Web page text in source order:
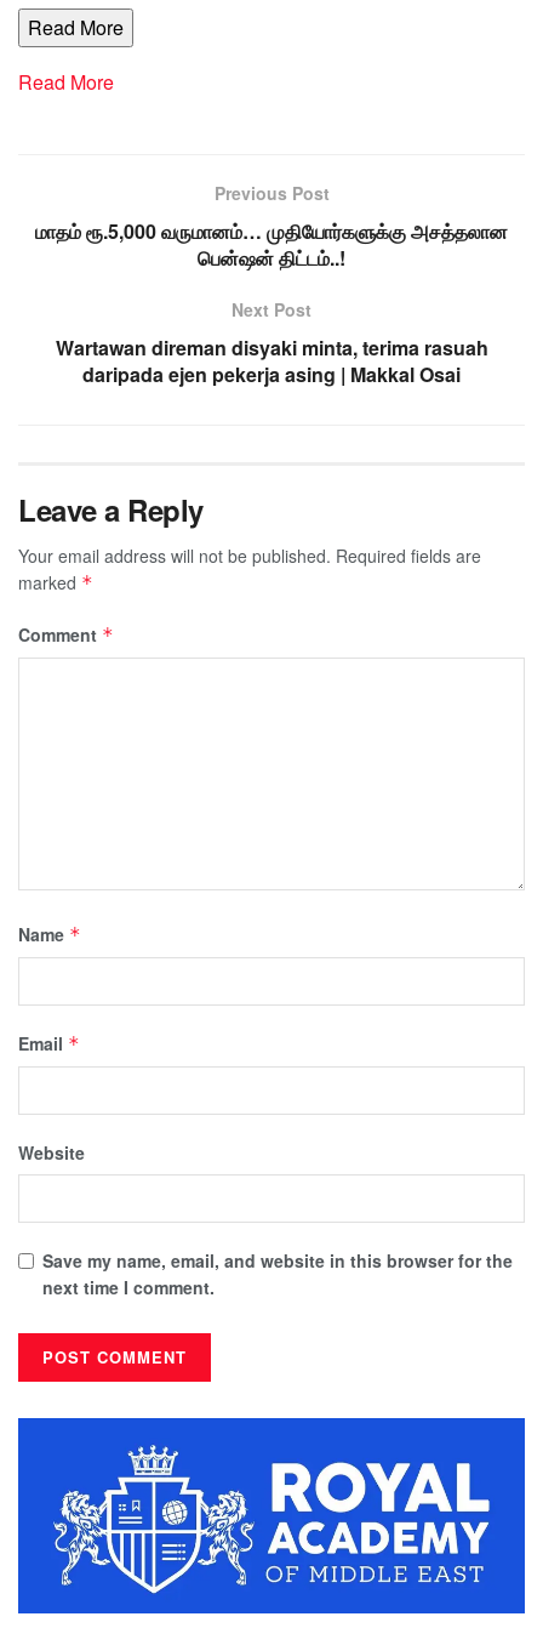
Read More
Read More
Previous Post
மாதம் ரூ.5,000 வருமானம்… முதியோர்களுக்கு அசத்தலான
பென்ஷன் திட்டம்..!
Next Post
Wartawan direman disyaki minta, terima rasuah
daripada ejen pekerja asing | Makkal Osai
Leave a Reply
Your email address will not be published. Required fields are
marked *
Comment *
Name *
Email *
Website
Save my name, email, and website in this browser for the
next time I comment.